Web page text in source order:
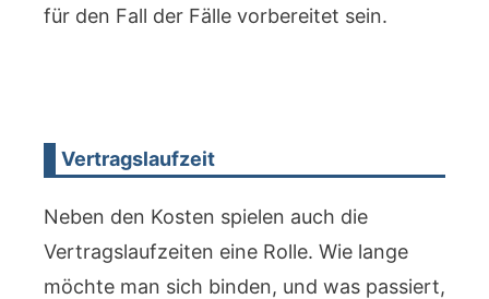
für den Fall der Fälle vorbereitet sein.
Vertragslaufzeit
Neben den Kosten spielen auch die
Vertragslaufzeiten eine Rolle. Wie lange
möchte man sich binden, und was passiert,